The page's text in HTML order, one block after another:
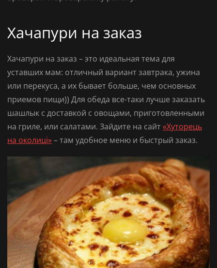
Хачапури на заказ
Хачапури на заказ – это идеальная тема для
уставших мам: отличный вариант завтрака, ужина
или перекуса, а их бывает больше, чем основных
приемов пищи)) Для обеда все-таки лучше заказать
шашлык с доставкой с овощами, приготовленными
на гриле, или салатами. Зайдите на сайт«Хуторець
на околиці»– там удобное меню и быстрый заказ.